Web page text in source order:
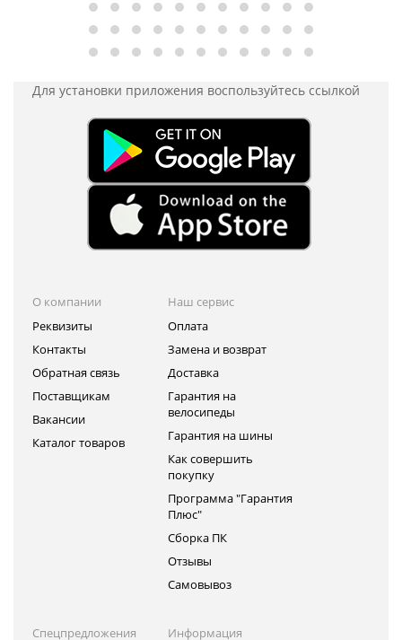
Для установки приложения воспользуйтесь ссылкой
О компании
Реквизиты
Контакты
Обратная связь
Поставщикам
Вакансии
Каталог товаров
Наш сервис
Оплата
Замена и возврат
Доставка
Гарантия на
велосипеды
Гарантия на шины
Как совершить
покупку
Программа "Гарантия
Плюс"
Сборка ПК
Отзывы
Самовывоз
Спецпредложения
Информация